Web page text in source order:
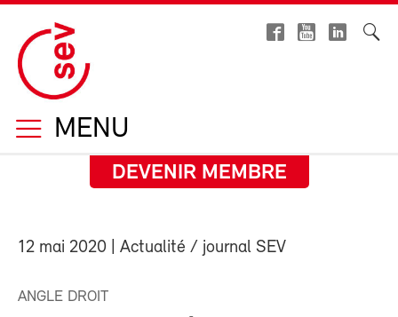
MENU
DEVENIR MEMBRE
12 mai 2020 | Actualité / journal SEV
ANGLE DROIT